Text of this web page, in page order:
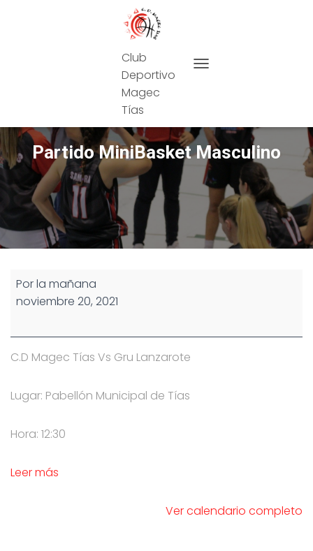
Club
Deportivo
Magec
Tías
Partido MiniBasket Masculino
Partido
MiniBasket
Por la mañana
noviembre 20, 2021
C.D Magec Tías Vs Gru Lanzarote
Lugar: Pabellón Municipal de Tías
Hora: 12:30
Leer más
Ver calendario completo